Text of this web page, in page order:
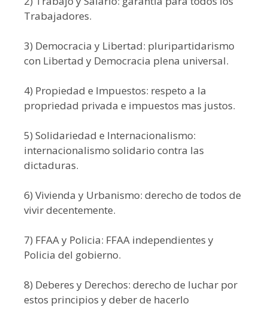
Trabajadores.
3) Democracia y Libertad: pluripartidarismo
con Libertad y Democracia plena universal.
4) Propiedad e Impuestos: respeto a la
propriedad privada e impuestos mas justos.
5) Solidariedad e Internacionalismo:
internacionalismo solidario contra las
dictaduras.
6) Vivienda y Urbanismo: derecho de todos de
vivir decentemente.
7) FFAA y Policia: FFAA independientes y
Policia del gobierno.
8) Deberes y Derechos: derecho de luchar por
estos principios y deber de hacerlo